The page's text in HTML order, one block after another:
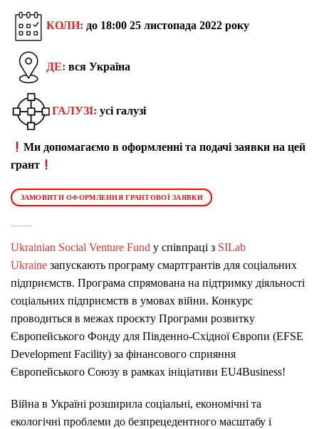
КОЛИ: до 18:00 25 листопада 2022 року
ДЕ: вся Україна
ГАЛУЗІ: усі галузі
Ми допомагаємо в оформленні та подачі заявки на цей
грант
ЗАМОВИТИ ОФОРМЛЕННЯ ГРАНТОВОЇ ЗАЯВКИ
Ukrainian Social Venture Fund у співпраці з SILab
Ukraine запускають програму смартгрантів для соціальних
підприємств. Програма спрямована на підтримку діяльності
соціальних підприємств в умовах війни. Конкурс
проводиться в межах проєкту Програми розвитку
Європейського Фонду для Південно-Східної Європи (EFSE
Development Facility) за фінансового сприяння
Європейського Союзу в рамках ініціативи EU4Business!
Війна в Україні розширила соціальні, економічні та
екологічні проблеми до безпрецедентного масштабу і